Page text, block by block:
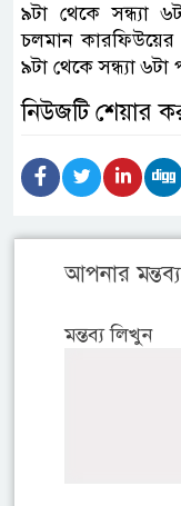
৯টা থেকে সন্ধ্যা
চলমান
৯টা থেকে সন্ধ্যা ৬টা
নিউজটি শেয়ার
আপনার মন্তব্য
মন্তব্য লিখুন